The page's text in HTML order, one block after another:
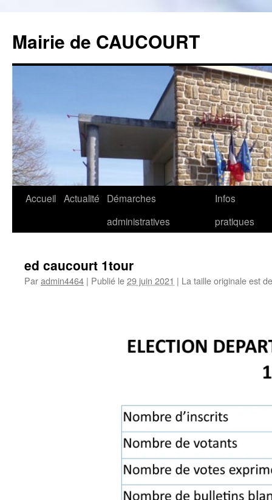
Mairie de CAUCOURT
Aller
Accueil Actualité
Démarches
administratives
Infos
pratiques
ed caucourt 1tour
Paradmin4464 | Publié le29 juin 2021 | La taille originale est